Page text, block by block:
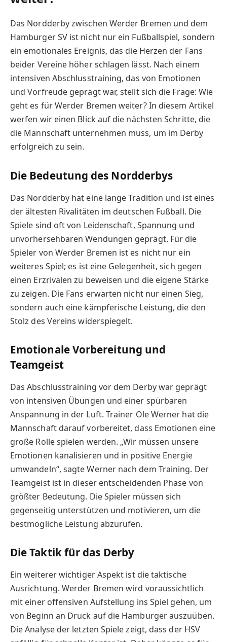
Das Nordderby zwischen Werder Bremen und dem
Hamburger SV ist nicht nur ein Fußballspiel, sondern
ein emotionales Ereignis, das die Herzen der Fans
beider Vereine höher schlagen lässt. Nach einem
intensiven Abschlusstraining, das von Emotionen
und Vorfreude geprägt war, stellt sich die Frage: Wie
geht es für Werder Bremen weiter? In diesem Artikel
werfen wir einen Blick auf die nächsten Schritte, die
die Mannschaft unternehmen muss, um im Derby
erfolgreich zu sein.
Die Bedeutung des Nordderbys
Das Nordderby hat eine lange Tradition und ist eines
der ältesten Rivalitäten im deutschen Fußball. Die
Spiele sind oft von Leidenschaft, Spannung und
unvorhersehbaren Wendungen geprägt. Für die
Spieler von Werder Bremen ist es nicht nur ein
weiteres Spiel; es ist eine Gelegenheit, sich gegen
einen Erzrivalen zu beweisen und die eigene Stärke
zu zeigen. Die Fans erwarten nicht nur einen Sieg,
sondern auch eine kämpferische Leistung, die den
Stolz des Vereins widerspiegelt.
Emotionale Vorbereitung und
Teamgeist
Das Abschlusstraining vor dem Derby war geprägt
von intensiven Übungen und einer spürbaren
Anspannung in der Luft. Trainer Ole Werner hat die
Mannschaft darauf vorbereitet, dass Emotionen eine
große Rolle spielen werden. „Wir müssen unsere
Emotionen kanalisieren und in positive Energie
umwandeln“, sagte Werner nach dem Training. Der
Teamgeist ist in dieser entscheidenden Phase von
größter Bedeutung. Die Spieler müssen sich
gegenseitig unterstützen und motivieren, um die
bestmögliche Leistung abzurufen.
Die Taktik für das Derby
Ein weiterer wichtiger Aspekt ist die taktische
Ausrichtung. Werder Bremen wird voraussichtlich
mit einer offensiven Aufstellung ins Spiel gehen, um
von Beginn an Druck auf die Hamburger auszuüben.
Die Analyse der letzten Spiele zeigt, dass der HSV